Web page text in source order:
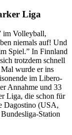
Liga
im Volleyball,
niemals auf! Und
Spiel.” In Finnland
trotzdem schnell
wurde er ins
im Libero-
Annahme und 33
Liga, die schon für
Dagostino (USA,
Station